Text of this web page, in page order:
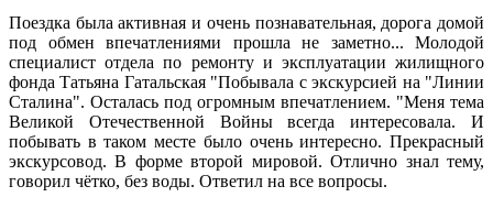
Поездка была активная и очень познавательная, дорога домой
под обмен впечатлениями прошла не заметно... Молодой
специалист отдела по ремонту и эксплуатации жилищного
фонда Татьяна Гатальская "Побывала с экскурсией на "Линии
Сталина". Осталась под огромным впечатлением. "Меня тема
Великой Отечественной Войны всегда интересовала. И
побывать в таком месте было очень интересно. Прекрасный
экскурсовод. В форме второй мировой. Отлично знал тему,
говорил чётко, без воды. Ответил на все вопросы.